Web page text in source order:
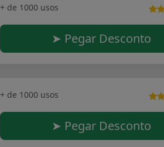
+ de 1000 usos
➤ Pegar Desconto
+ de 1000 usos
➤ Pegar Desconto